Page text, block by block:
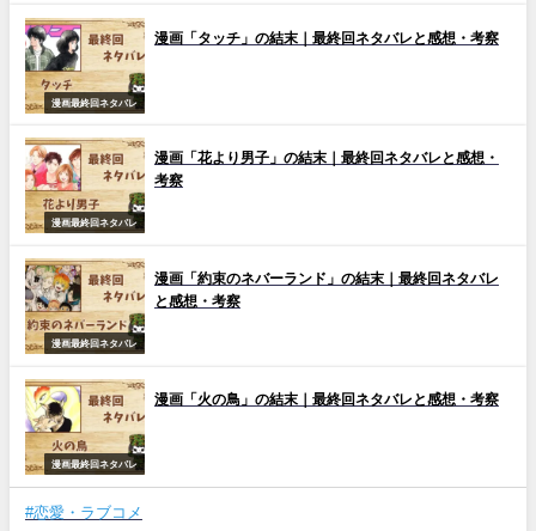
漫画最終回ネタバレ
漫画「タッチ」の結末｜最終回ネタバレと感想・考察
漫画最終回ネタバレ
漫画「花より男子」の結末｜最終回ネタバレと感想・
考察
漫画最終回ネタバレ
漫画「約束のネバーランド」の結末｜最終回ネタバレ
と感想・考察
漫画最終回ネタバレ
漫画「火の鳥」の結末｜最終回ネタバレと感想・考察
#恋愛・ラブコメ